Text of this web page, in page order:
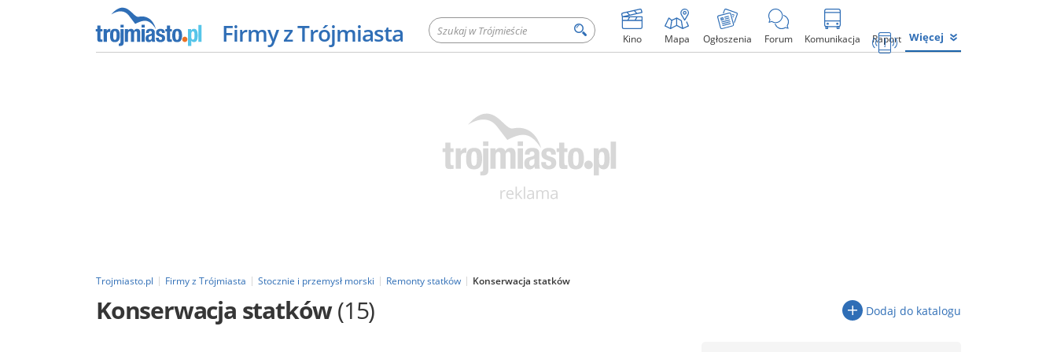
Firmy z Trójmiasta Kino Mapa Ogłoszenia Forum Komunikacja Raport Więcej
Trojmiasto.pl Firmy z Trójmiasta Stocznie i przemysł morski Remonty statków Konserwacja statków
Konserwacja statków(15) Dodaj do katalogu